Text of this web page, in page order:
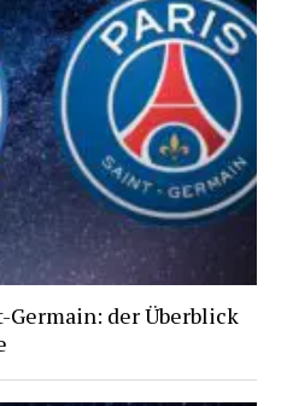
Germain: der Überblick